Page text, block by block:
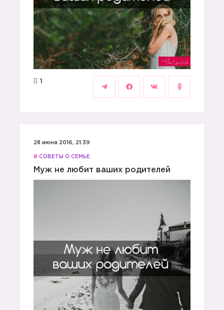
1
28 июня 2016, 21:39
# СОВЕТЫ О СЕМЬЕ
Муж не любит ваших родителей